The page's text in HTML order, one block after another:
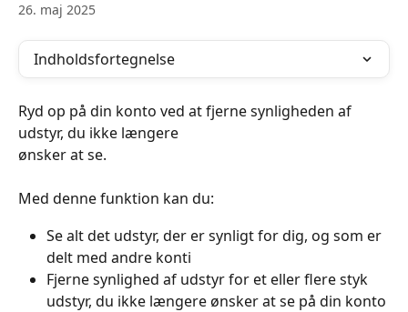
26. maj 2025
Indholdsfortegnelse
Ryd op på din konto ved at fjerne synligheden af
udstyr, du ikke længere
ønsker at se.
Med denne funktion kan du:
Se alt det udstyr, der er synligt for dig, og som er
delt med andre konti
Fjerne synlighed af udstyr for et eller flere styk
udstyr, du ikke længere ønsker at se på din konto